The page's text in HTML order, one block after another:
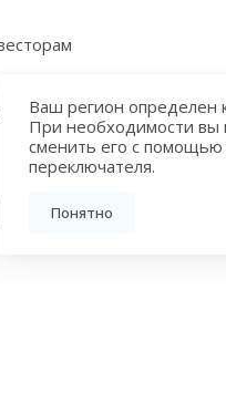
Ваш регион определен
При необходимости вы
сменить его с помощью
переключателя.
Понятно
Купить квартиру новостройку у метро Бульвар Рокоссовского